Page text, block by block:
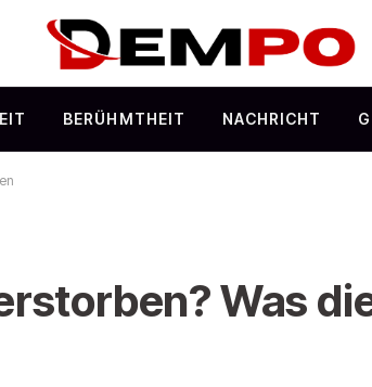
BERÜHMTHEIT NACHRICHT
Was